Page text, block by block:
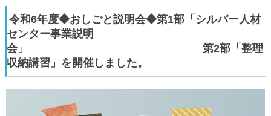
令和6年度◆おしごと説明会◆第1部「シルバー人材
センター事業説明
会」 第2部「整理
収納講習」を開催しました。